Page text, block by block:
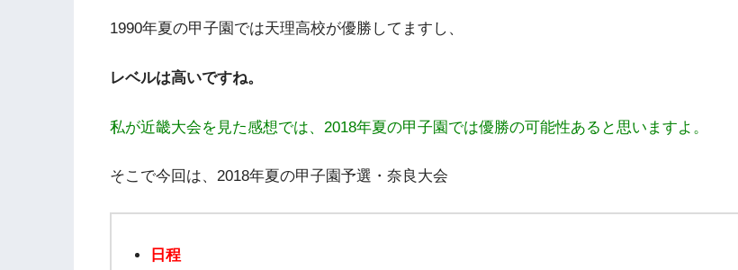
1990年夏の甲子園では天理高校が優勝してますし、
レベルは高いですね。
私が近畿大会を見た感想では、2018年夏の甲子園では優勝の可能性あると思いますよ。
そこで今回は、2018年夏の甲子園予選・奈良大会
日程